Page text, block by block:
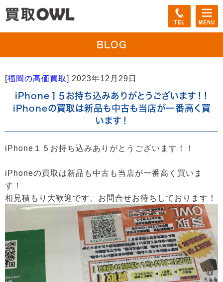
BLOG
[福岡の高価買取] 2023年12月29日
iPhone１５お持ち込みありがとうございます！！
iPhoneの買取は新品も中古も当店が一番高く買
います！
iPhone１５お持ち込みありがとうございます！！
iPhoneの買取は新品も中古も当店が一番高く買いま
す！
相見積もり大歓迎です、お問合せお待ちしております！